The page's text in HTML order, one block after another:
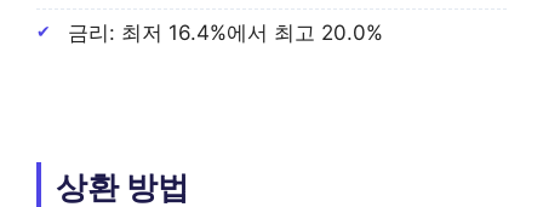
금리: 최저 16.4%에서 최고 20.0%
상환 방법